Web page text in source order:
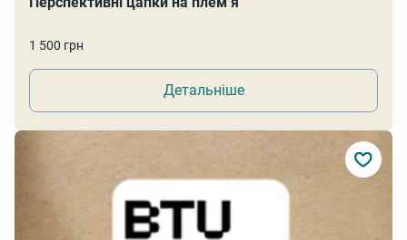
1 500 грн
Детальніше